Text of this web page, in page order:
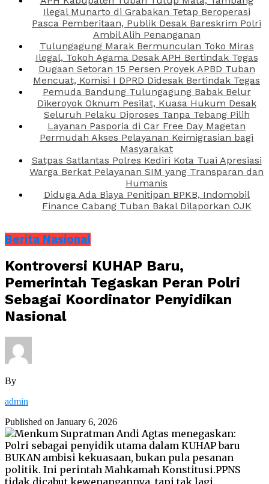
Ilegal Munarto di Grabakan Tetap Beroperasi
Pasca Pemberitaan, Publik Desak Bareskrim Polri
Ambil Alih Penanganan
Tulungagung Marak Bermunculan Toko Miras
Ilegal, Tokoh Agama Desak APH Bertindak Tegas
Dugaan Setoran 15 Persen Proyek APBD Tuban
Mencuat, Komisi I DPRD Didesak Bertindak Tegas
Pemuda Bandung Tulungagung Babak Belur
Dikeroyok Oknum Pesilat, Kuasa Hukum Desak
Seluruh Pelaku Diproses Tanpa Tebang Pilih
Layanan Pasporia di Car Free Day Magetan
Permudah Akses Pelayanan Keimigrasian bagi
Masyarakat
Satpas Satlantas Polres Kediri Kota Tuai Apresiasi
Warga Berkat Pelayanan SIM yang Transparan dan
Humanis
Diduga Ada Biaya Penitipan BPKB, Indomobil
Finance Cabang Tuban Bakal Dilaporkan OJK
Berita Nasional
Kontroversi KUHAP Baru,
Pemerintah Tegaskan Peran Polri
Sebagai Koordinator Penyidikan
Nasional
By
admin
Published on January 6, 2026